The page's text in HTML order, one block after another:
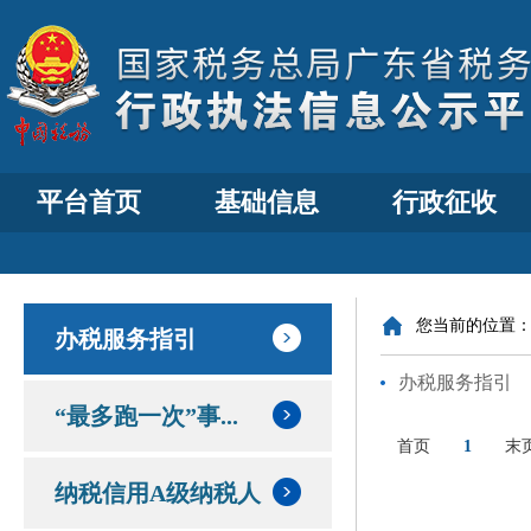
平台首页 基础信息 行政征收
办税服务指引
“最多跑一次”事...
纳税信用A级纳税人
您当前的位置
办税服务指引
首页 1 末